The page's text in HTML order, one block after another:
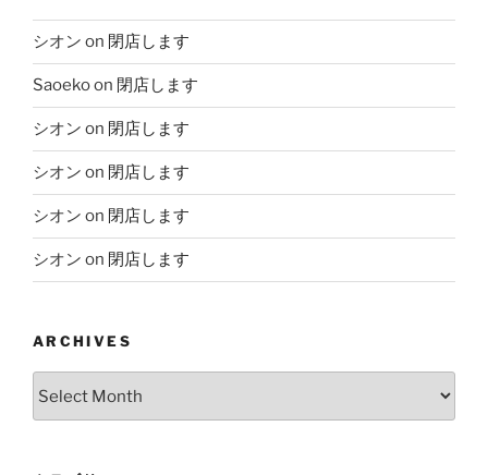
シオン on 閉店します
Saoekoon 閉店します
シオン on 閉店します
シオン on 閉店します
シオン on 閉店します
シオン on 閉店します
ARCHIVES